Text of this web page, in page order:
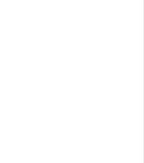
i Malborka 🏰🌊
na wrzesień
medal indywidualnie!